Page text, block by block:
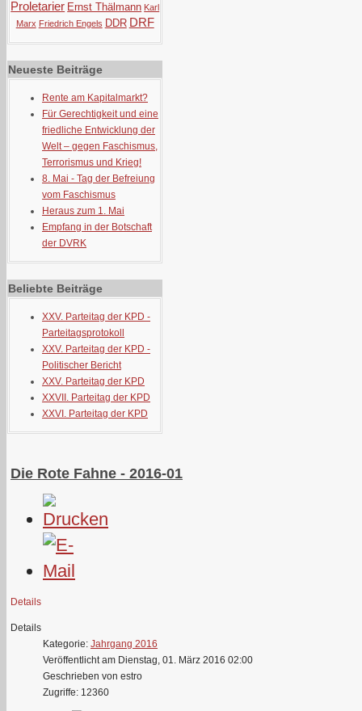
Proletarier Ernst Thälmann Karl
Marx Friedrich Engels DDR DRF
Neueste Beiträge
Rente am Kapitalmarkt?
Für Gerechtigkeit und eine
friedliche Entwicklung der
Welt – gegen Faschismus,
Terrorismus und Krieg!
8. Mai - Tag der Befreiung
vom Faschismus
Heraus zum 1. Mai
Empfang in der Botschaft
der DVRK
Beliebte Beiträge
XXV. Parteitag der KPD -
Parteitagsprotokoll
XXV. Parteitag der KPD -
Politischer Bericht
XXV. Parteitag der KPD
XXVII. Parteitag der KPD
XXVI. Parteitag der KPD
Die Rote Fahne - 2016-01
Details
Details
Kategorie: Jahrgang 2016
Veröffentlicht am Dienstag, 01. März 2016 02:00
Geschrieben von estro
Zugriffe: 12360